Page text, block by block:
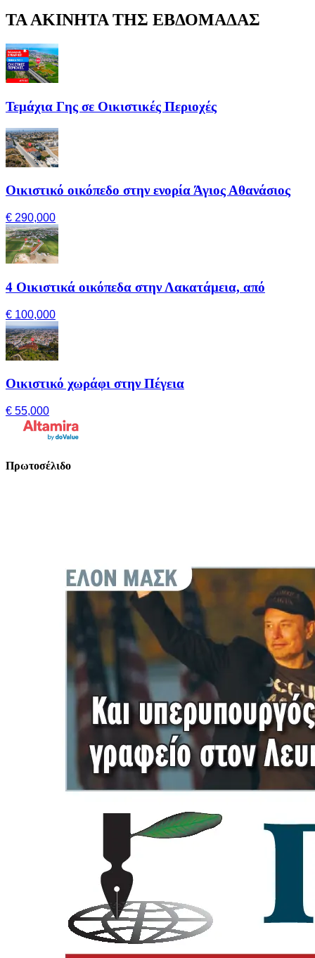
ΤΑ ΑΚΙΝΗΤΑ ΤΗΣ ΕΒΔΟΜΑΔΑΣ
Τεμάχια Γης σε Οικιστικές Περιοχές
Οικιστικό οικόπεδο στην ενορία Άγιος Αθανάσιος
€ 290,000
4 Οικιστικά οικόπεδα στην Λακατάμεια, από
€ 100,000
Οικιστικό χωράφι στην Πέγεια
€ 55,000
Πρωτοσέλιδο